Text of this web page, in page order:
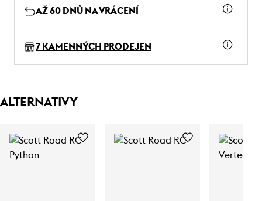
AŽ 60 DNŮ NA VRÁCENÍ
7 KAMENNÝCH PRODEJEN
ALTERNATIVY